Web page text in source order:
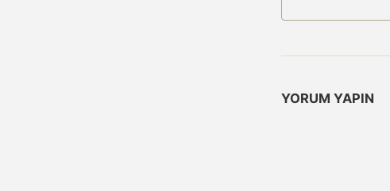
YORUM YAPIN